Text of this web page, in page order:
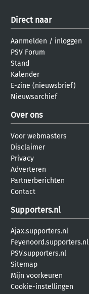
Direct naar
Aanmelden / inloggen
PSV Forum
Stand
Kalender
E-zine (nieuwsbrief)
Nieuwsarchief
Over ons
Voor webmasters
Disclaimer
Privacy
Adverteren
Partnerberichten
Contact
Supporters.nl
Ajax.supporters.nl
Feyenoord.supporters.nl
PSV.supporters.nl
Sitemap
Mijn voorkeuren
Cookie-instellingen